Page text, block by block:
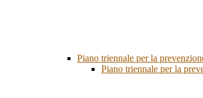
Piano triennale per la
Piano triennale per la